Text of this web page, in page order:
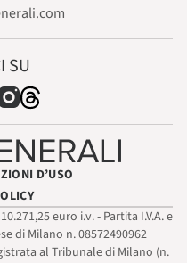
SU
D’USO
euro i.v. - Partita I.V.A. e
di Milano n. 08572490962
al Tribunale di Milano (n.